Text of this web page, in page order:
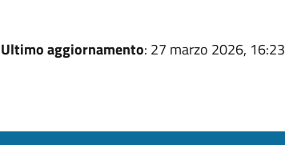
Ultimo aggiornamento: 27 marzo 2026, 16:23